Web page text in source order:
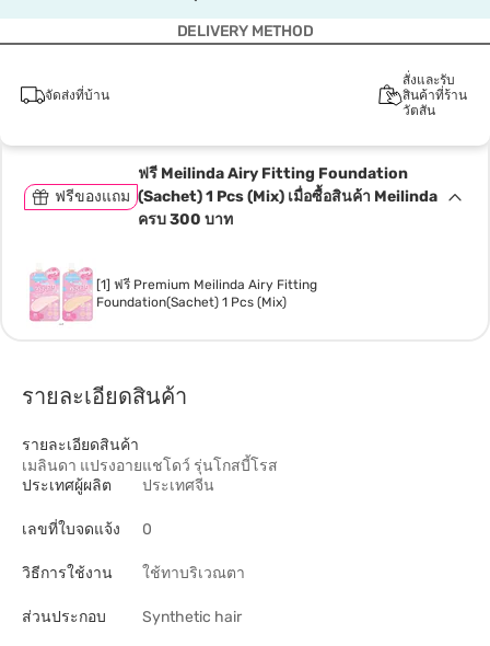
DELIVERY METHOD
จัดส่งที่บ้าน
สั่งและรับ
สินค้าที่ร้าน
วัตสัน
ฟรีของแถม
ฟรี Meilinda Airy Fitting Foundation
(Sachet) 1 Pcs (Mix) เมื่อซื้อสินค้า Meilinda
ครบ 300 บาท
[1] ฟรี Premium Meilinda Airy Fitting
Foundation(Sachet) 1 Pcs (Mix)
รายละเอียดสินค้า
รายละเอียดสินค้า
เมลินดา แปรงอายแชโดว์ รุ่นโกสบี้โรส
ประเทศผู้ผลิต
ประเทศจีน
เลขที่ใบจดแจ้ง 0
วิธีการใช้งาน ใช้ทาบริเวณตา
ส่วนประกอบ Synthetic hair